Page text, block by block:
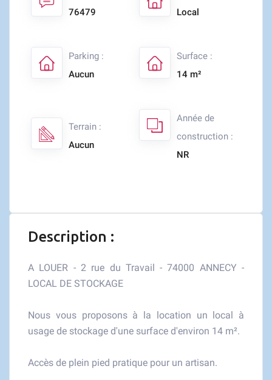
76479
Local
Parking :
Aucun
Surface :
14 m²
Terrain :
Aucun
Année de
construction :
NR
Description :
A LOUER - 2 rue du Travail - 74000 ANNECY -
LOCAL DE STOCKAGE
Nous vous proposons à la location un local à
usage de stockage d'une surface d'environ 14 m².
Accès de plein pied pratique pour un artisan.